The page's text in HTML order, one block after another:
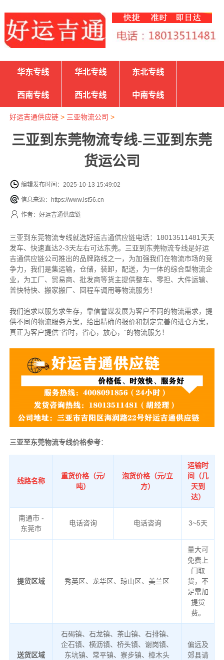
华东专线 华北专线 东北专线
西南专线 西北专线 中南专线
好运吉通供应链> 三亚物流公司 >
三亚到东莞物流专线-三亚到东莞
货运公司
编辑发布时间：2025-10-13 15:49:02
信息来源：https://www.ist56.cn
作者：好运吉通供应链
三亚到东莞物流专线就选好运吉通供应链电话：18013511481天天
发车、快速直达2-3天左右可达东莞。三亚到东莞物流专线是好运
吉通供应链公司推出的品牌路线之一，为加强我们在物流市场的竞
争力，我们是集运输，仓储，装卸，配送，为一体的综合型物流企
业，为工厂、贸易商、批发商等货主提供整车、零担、大件运输、
普快特快、搬家搬厂、回程车调用等物流服务！
我们追求以服务求生存，靠信誉谋发展为客户不同的物流需求，提
供不同的物流服务方案，给出精确的报价和制定完善的进仓方案，
真正为客户提供“省时，省心，放心，”的物流服务！
三亚至东莞物流专线价格参考：
线路名称
重货价格（元/
吨）
泡货价格（元/立
方）
运输时
间（几
天到
达）
南通市 -
东莞市
电话咨询 电话咨询 3~5天
提货区域 秀英区、龙华区、琼山区、美兰区
量大可
免费上
门取
货，不
足需加
提货
费。
送货区域
石碣镇、石龙镇、茶山镇、石排镇、
企石镇、横沥镇、桥头镇、谢岗镇、
东坑镇、常平镇、寮步镇、樟木头
偏远及
郊县请